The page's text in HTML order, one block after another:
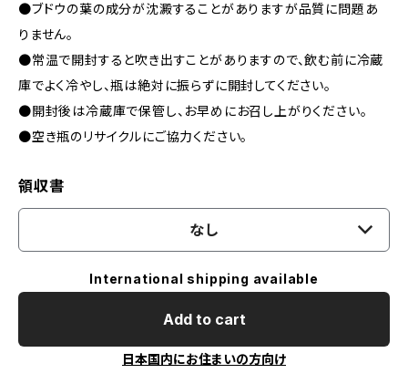
●ブドウの葉の成分が沈澱することがありますが品質に問題あ
りません。
●常温で開封すると吹き出すことがありますので、飲む前に冷蔵
庫でよく冷やし、瓶は絶対に振らずに開封してください。
●開封後は冷蔵庫で保管し、お早めにお召し上がりください。
●空き瓶のリサイクルにご協力ください。
領収書
なし
International shipping available
Add to cart
日本国内にお住まいの方向け